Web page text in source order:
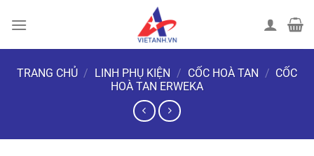
đến
TRANG CHỦ / LINH PHỤ KIỆN / CỐC HOÀ TAN / CỐC
HOÀ TAN ERWEKA